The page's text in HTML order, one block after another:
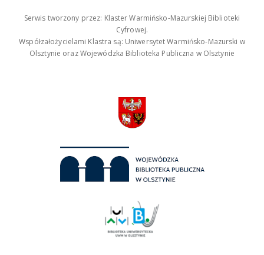
Serwis tworzony przez: Klaster Warmińsko-Mazurskiej Biblioteki
Cyfrowej.
Współzałożycielami Klastra są: Uniwersytet Warmińsko-Mazurski w
Olsztynie oraz Wojewódzka Biblioteka Publiczna w Olsztynie